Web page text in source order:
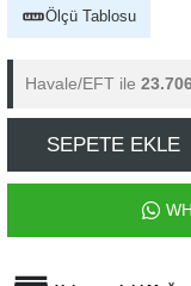
Ölçü Tablosu
Havale/EFT ile
SEPETE EKLE